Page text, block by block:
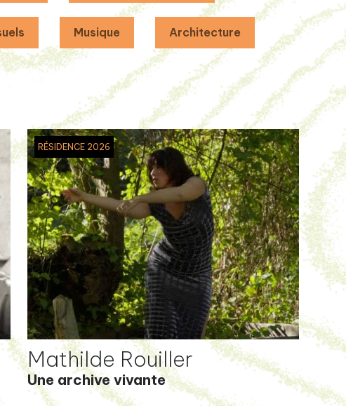
Musique Architecture
RÉSIDENCE 2026
Mathilde Rouiller
Une archive vivante